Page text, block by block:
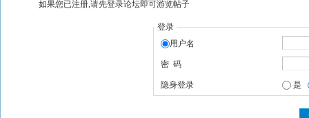
如果您已注册,请先登录论坛即可游览帖子
登录
用户名
密 码
隐身登录 是